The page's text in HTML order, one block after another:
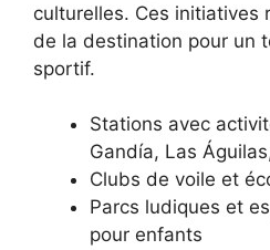
culturelles. Ces initiatives
de la destination pour un
sportif.
Stations avec
Gandía, Las
Clubs de voile et
Parcs ludiques et
pour enfants